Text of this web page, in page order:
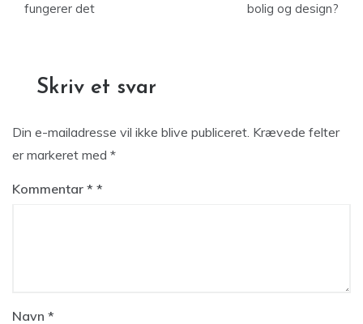
fungerer det
bolig og design?
Skriv et svar
Din e-mailadresse vil ikke blive publiceret. Krævede felter
er markeret med *
Kommentar *
Navn *